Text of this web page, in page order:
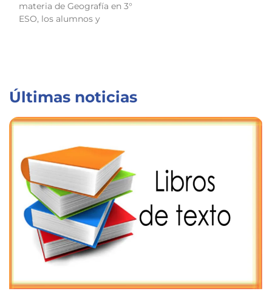
materia de Geografía en 3°
ESO, los alumnos y
Últimas noticias